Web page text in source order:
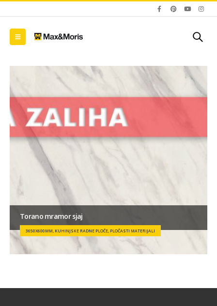
Torano mramor sjaj
3650X600MM, KUHINJSKE RADNE PLOČE, PLOČASTI MATERIJALI